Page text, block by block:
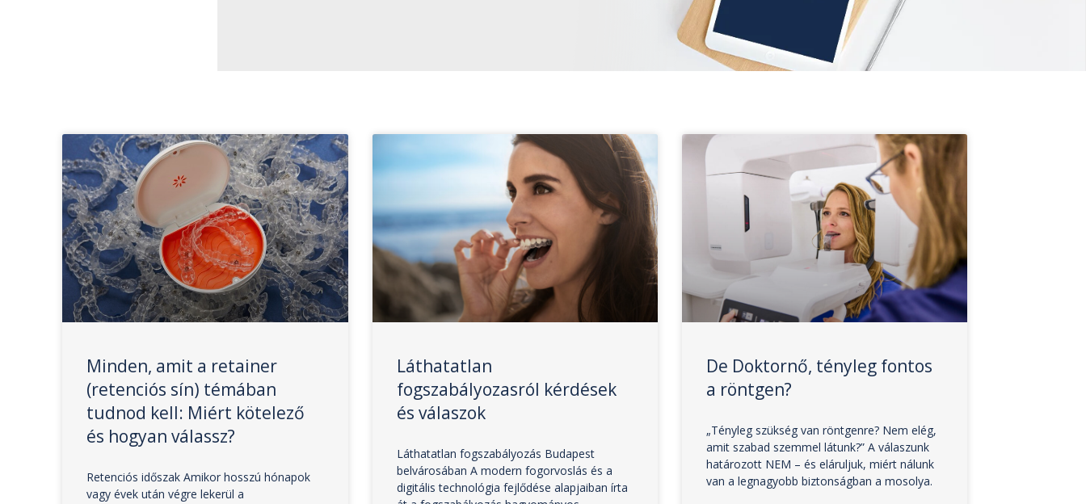
Minden, amit a retainer
(retenciós sín) témában
tudnod kell: Miért kötelező
és hogyan válassz?
Retenciós időszak Amikor hosszú hónapok
vagy évek után végre lekerül a
Láthatatlan
fogszabályozasról kérdések
és válaszok
Láthatatlan fogszabályozás Budapest
belvárosában A modern fogorvoslás és a
digitális technológia fejlődése alapjaiban írta
De Doktornő, tényleg fontos
a röntgen?
„Tényleg szükség van röntgenre? Nem elég,
amit szabad szemmel látunk?” A válaszunk
határozott NEM – és eláruljuk, miért nálunk
van a legnagyobb biztonságban a mosolya.
Oldal
Oldal